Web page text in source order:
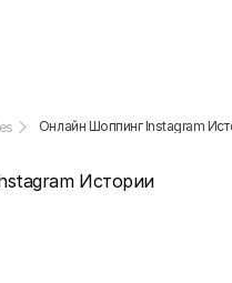
Онлайн Шоппинг Instagram